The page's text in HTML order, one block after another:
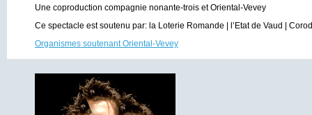
Une coproduction compagnie nonante-trois et Oriental-Vevey
Ce spectacle est soutenu par: la Loterie Romande | l’Etat de Vaud |
Organismes soutenant Oriental-Vevey